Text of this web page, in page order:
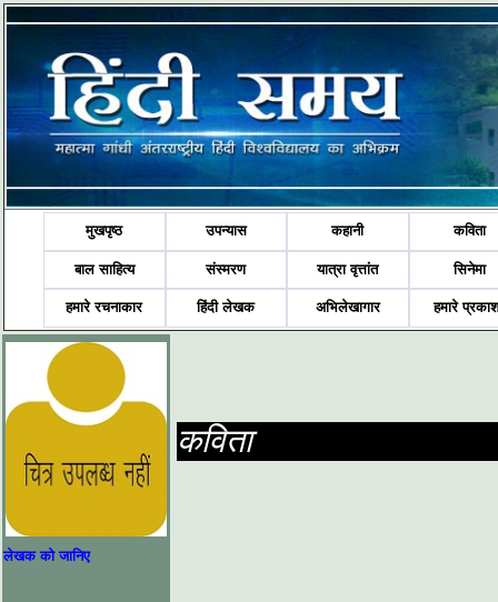
मुखपृष्ठ उपन्यास कहानी कविता
बाल साहित्य संस्मरण यात्रा वृत्तांत सिनेमा
हमारे रचनाकार हिंदी लेखक अभिलेखागार हमारे
लेखक को जानिए
कविता